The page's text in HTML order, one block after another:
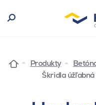
Produkty
Škridla